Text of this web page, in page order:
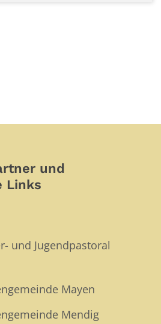
und
Links
und Jugendpastoral
Mayen
Mendig